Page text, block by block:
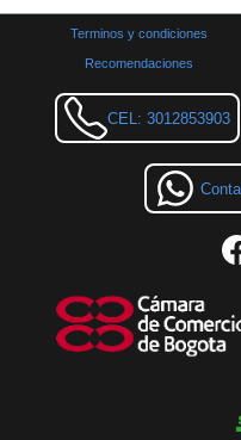
Terminos y condiciones
Recomendaciones
CEL: 3012853903